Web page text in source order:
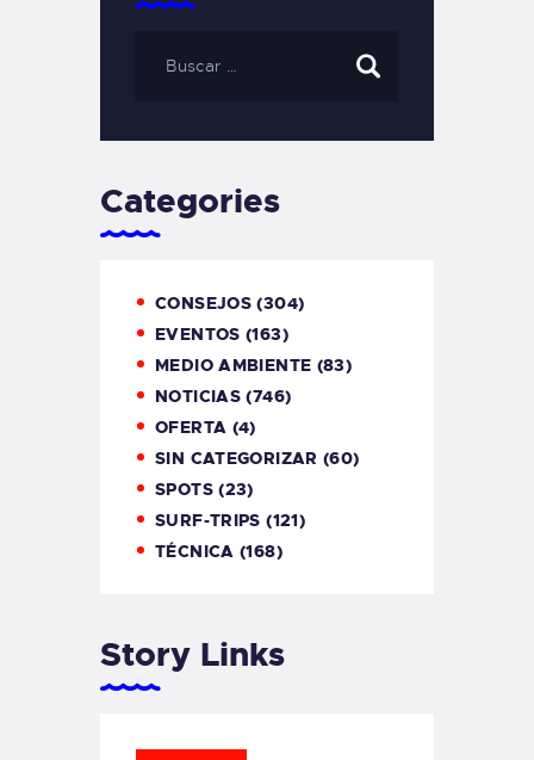
Categories
CONSEJOS (304)
EVENTOS (163)
MEDIO AMBIENTE (83)
NOTICIAS (746)
OFERTA (4)
SIN CATEGORIZAR (60)
SPOTS(23)
SURF-TRIPS (121)
TÉCNICA (168)
Story Links